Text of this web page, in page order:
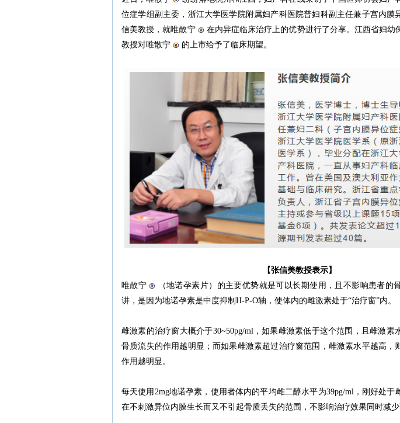
位症学组副主委，浙江大学医学院附属妇产科医院普妇科副主任兼子宫内膜
信美教授，就唯散宁
在内异症临床治疗上的优势进行了分享。江西省妇幼
教授对唯散宁
的上市给予了临床期望。
【张信美教授表示】
唯散宁
（地诺孕素片）的主要优势就是可以长期使用，且不影响患者的
讲，是因为地诺孕素是中度抑制H-P-O轴，使体内的雌激素处于“治疗窗”内。
雌激素的治疗窗大概介于30~50pg/ml，如果雌激素低于这个范围，且雌激素
骨质流失的作用越明显；而如果雌激素超过治疗窗范围，雌激素水平越高，
作用越明显。
每天使用2mg地诺孕素，使用者体内的平均雌二醇水平为39pg/ml，刚好处于
在不刺激异位内膜生长而又不引起骨质丢失的范围，不影响治疗效果同时减少